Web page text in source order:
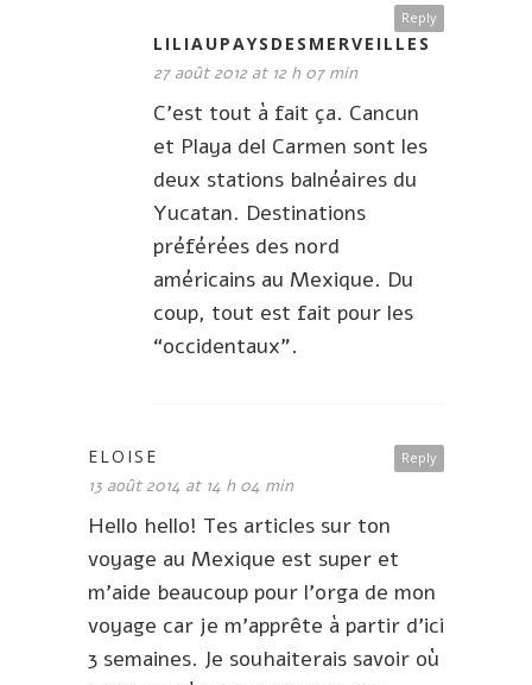
Reply
LILIAUPAYSDESMERVEILLES
27 août 2012 at 12 h 07 min
C’est tout à fait ça. Cancun
et Playa del Carmen sont les
deux stations balnéaires du
Yucatan. Destinations
préférées des nord
américains au Mexique. Du
coup, tout est fait pour les
“occidentaux”.
Reply
ELOISE
13 août 2014 at 14 h 04 min
Hello hello! Tes articles sur ton
voyage au Mexique est super et
m’aide beaucoup pour l’orga de mon
voyage car je m’apprête à partir d’ici
3 semaines. Je souhaiterais savoir où